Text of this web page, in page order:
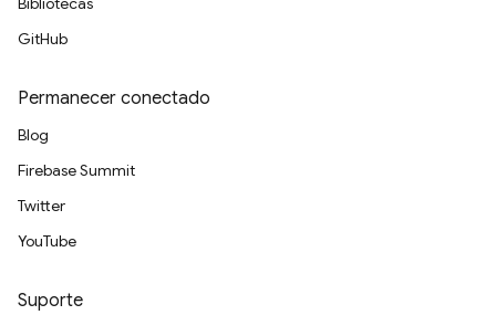
GitHub
Permanecer conectado
Blog
Firebase Summit
Twitter
YouTube
Suporte